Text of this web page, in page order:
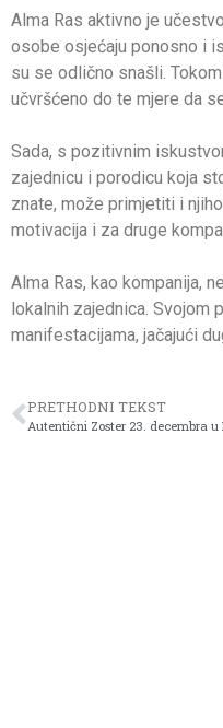
Alma Ras aktivno je
osobe osjećaju ponosno i
su se odlično snašli.
učvršćeno do te mjere da
Sada, s pozitivnim
zajednicu i porodicu koja
znate, može primjetiti i
motivacija i za druge
Alma Ras, kao kompanija,
lokalnih zajednica. Svojom
manifestacijama, jačajući
PRETHODNI TEKST
Autentični Zoster 23. decembra